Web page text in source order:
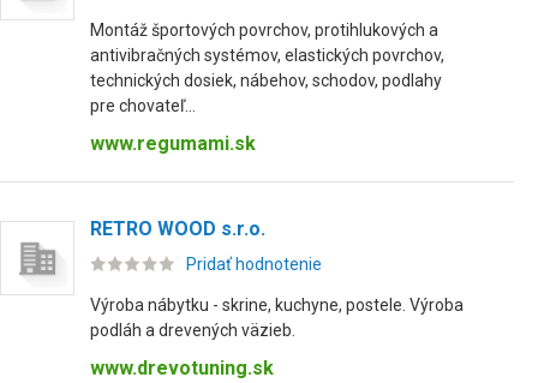
Montáž športových povrchov, protihlukových a
antivibračných systémov, elastických povrchov,
technických dosiek, nábehov, schodov, podlahy
pre chovateľ...
www.regumami.sk
RETRO WOOD s.r.o.
Pridať hodnotenie
Výroba nábytku - skrine, kuchyne, postele. Výroba
podláh a drevených väzieb.
www.drevotuning.sk